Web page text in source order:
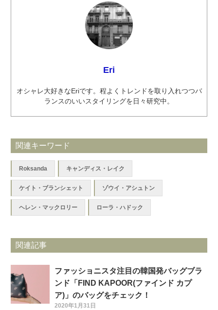
Eri
オシャレ大好きなEriです。程よくトレンドを取り入れつつバ
ランスのいいスタイリングを日々研究中。
関連キーワード
Roksanda キャンディス・レイク
ケイト・ブランシェット ゾウイ・アシュトン
ヘレン・マックロリー ローラ・ハドック
関連記事
ファッショニスタ注目の韓国発バッグブラ
ンド「FIND KAPOOR(ファインド カプ
ア)」のバッグをチェック！
2020年1月31日